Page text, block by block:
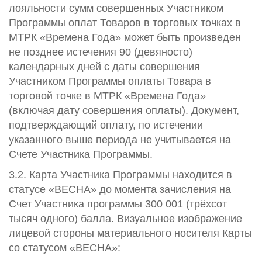
лояльности сумм совершенных Участником
Программы оплат Товаров в торговых точках в
МТРК «Времена Года» может быть произведен
не позднее истечения 90 (девяносто)
календарных дней с даты совершения
Участником Программы оплаты Товара в
торговой точке в МТРК «Времена Года»
(включая дату совершения оплаты). Документ,
подтверждающий оплату, по истечении
указанного выше периода не учитывается на
Счете Участника Программы.
3.2. Карта Участника Программы находится в
статусе «ВЕСНА» до момента зачисления на
Счет Участника программы 300 001 (трёхсот
тысяч одного) балла. Визуальное изображение
лицевой стороны материального носителя Карты
со статусом «ВЕСНА»: